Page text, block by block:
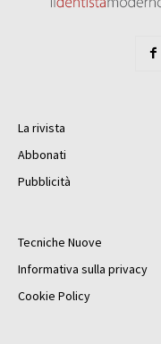
La rivista
Abbonati
Pubblicità
Tecniche Nuove
Informativa sulla privacy
Cookie Policy